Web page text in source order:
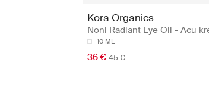
Kora Organics
Noni Radiant Eye Oil - Acu
10 ML
36 € 45 €